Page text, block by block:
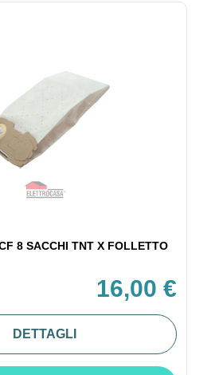
8 SACCHI TNT X FOLLETTO
16,00 €
DETTAGLI